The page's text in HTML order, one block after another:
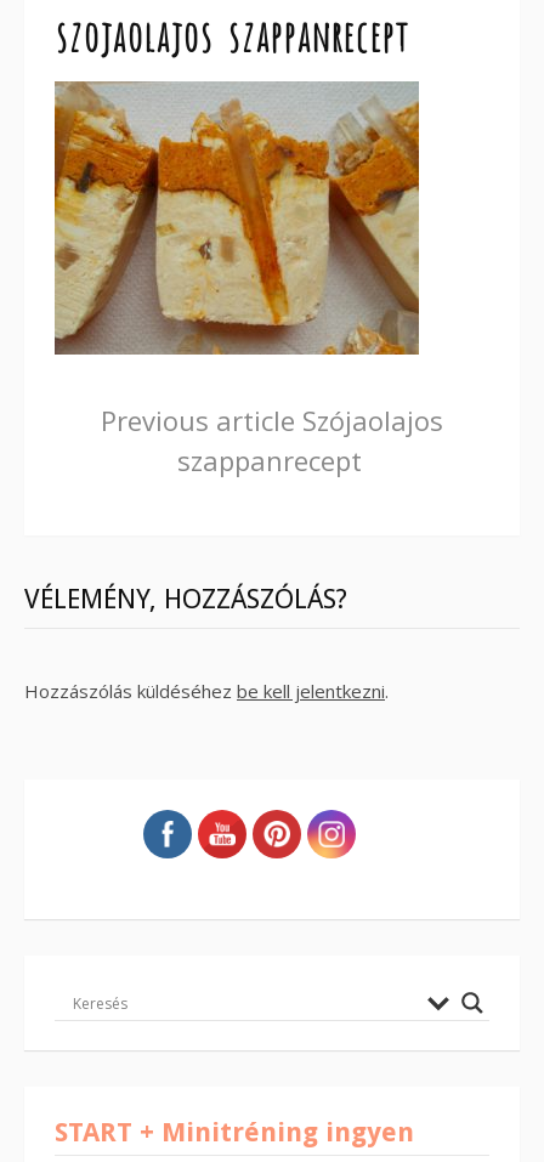
szojaolajos szappanrecept
Continue
Reading
Previous article Szójaolajos
szappanrecept
VÉLEMÉNY, HOZZÁSZÓLÁS?
Hozzászólás küldéséhez be kell jelentkezni.
START + Minitréning ingyen